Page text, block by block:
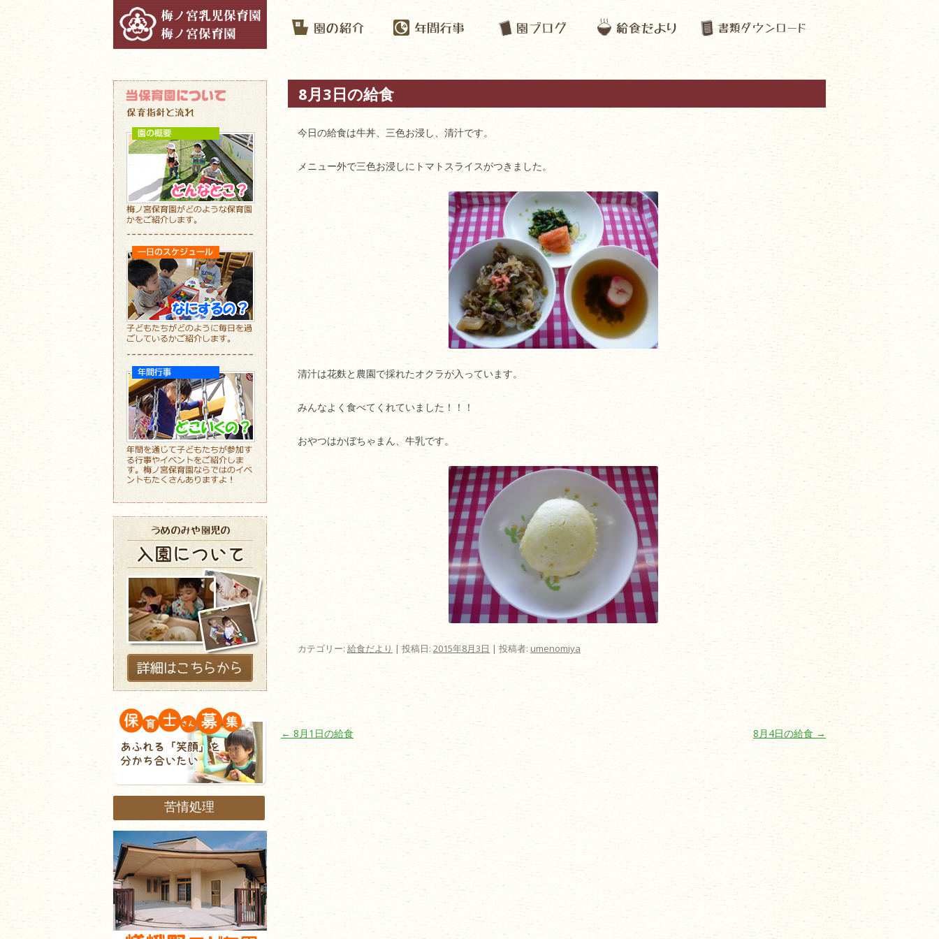
8月3日の給食
今日の給食は牛丼、三色お浸し、清汁です。
メニュー外で三色お浸しにトマトスライスがつきました。
清汁は花麩と農園で採れたオクラが入っています。
みんなよく食べてくれていました！！！
おやつはかぼちゃまん、牛乳です。
カテゴリー: 給食だより | 投稿日: 2015年8月3日 | 投稿者: umenomiya
投稿ナビゲーション
← 8月1日の給食 8月4日の給食→
苦情処理